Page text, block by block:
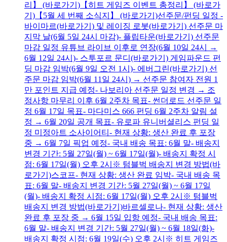
리】 (바로가기)【히트 게임즈 이벤트 총정리】 (바로가
기)【5월 세 번째 소식지】 (바로가기)선주문/펀딩 일정 -
바이마르(바로가기) 및 레이징 로봇(바로가기) 선주문 마
지막 날(6월 5일 24시 마감)- 플립타운(바로가기) 선주문
마감 일정 유튜브 라이브 이후로 연장(6월 10일 24시 →
6월 12일 24시)- 스투포르 문디(바로가기) 게임파운드 펀
딩 마감 임박(6월 9일 오전 1시)- 에버그린(바로가기) 선
주문 마감 임박(6월 11일 24시) → 선주문 참여자 전원 1
만 포인트 지급 예정- 나보리아 선주문 일정 변경 → 조
정사항 마무리 이후 6월 2주차 목표- 썬더로드 선주문 일
정 6월 17일 목표- 마다미스 666 펀딩 6월 2주차 알림 설
정 → 6월 20일 공개 목표- 유로파 유니버셜리스 펀딩 일
정 미정아트 소사이어티- 현재 상황: 생산 완료 후 포장
중 → 6월 7일 픽업 예정- 국내 배송 목표: 6월 말- 배송지
변경 기간: 5월 27일(월) ~ 6월 17일(월)- 배송지 확정 시
점: 6월 17일(월) 오후 2시※ 텀블벅 배송지 변경 방법(바
로가기)스코프- 현재 상황: 생산 완료 임박- 국내 배송 목
표: 6월 말- 배송지 변경 기간: 5월 27일(월) ~ 6월 17일
(월)- 배송지 확정 시점: 6월 17일(월) 오후 2시※ 텀블벅
배송지 변경 방법(바로가기)바르셀로나- 현재 상황: 생산
완료 후 포장 중 → 6월 15일 입항 예정- 국내 배송 목표:
6월 말- 배송지 변경 기간: 5월 27일(월) ~ 6월 18일(화)-
배송지 확정 시점: 6월 19일(수) 오후 2시※ 히트 게임즈